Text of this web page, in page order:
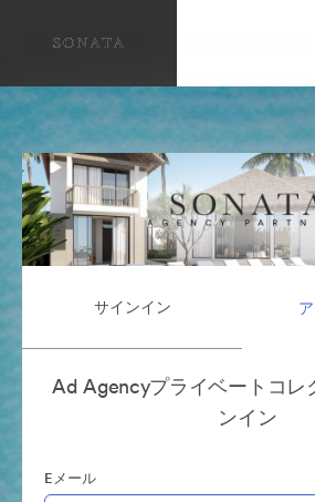
サインイン
Ad Agencyプライベートコレ
ンイン
Eメール